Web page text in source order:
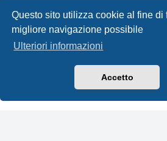
Questo sito utilizza cookie al fine di
migliore navigazione possibile
Ulteriori informazioni
Accetto
Creato daphpBB® Forum Software ©
Leenoz.com
phpBB-Italia.it
Condizioni|Tutti gli orari sono